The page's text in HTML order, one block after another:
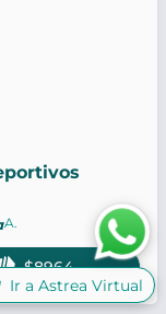
A.
$8964
Ir a Astrea Virtual